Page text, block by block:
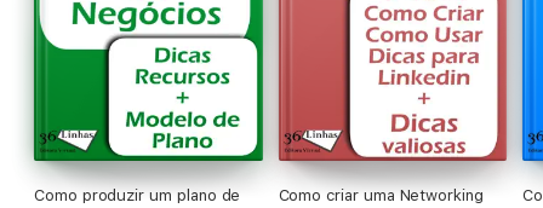
Como produzir um plano de
Como criar uma Networking